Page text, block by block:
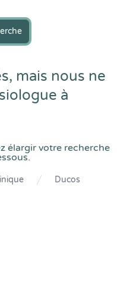
mais nous ne
à
élargir votre recherche
Ducos